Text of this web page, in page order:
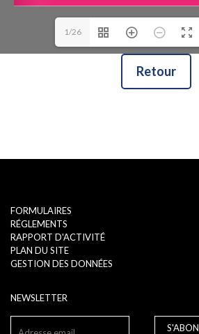
1/26
Retour
FORMULAIRES
RÉGLEMENTS
RAPPORT D'ACTIVITÉ
PLAN DU SITE
GESTION DES DONNÉES
NEWSLETTER